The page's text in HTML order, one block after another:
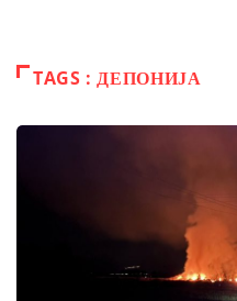
TAGS : ДЕПОНИЈА